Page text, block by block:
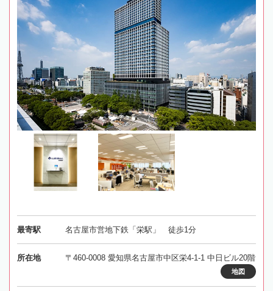
最寄駅 名古屋市営地下鉄「栄駅」 徒歩1分
所在地 〒460-0008 愛知県名古屋市中区栄4-1-1 中日ビル20階
地図